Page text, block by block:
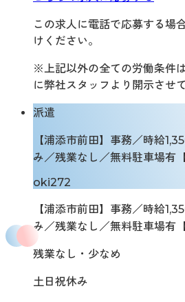
この求人に電話で応募する場
けください。
※上記以外の全ての労働条件
に弊社スタッフより開示させ
派遣
【浦添市前田】事務／時給
み／残業なし／無料駐車場有
oki272
【浦添市前田】事務／時給
み／残業なし／無料駐車場有
残業なし・少なめ
土日祝休み